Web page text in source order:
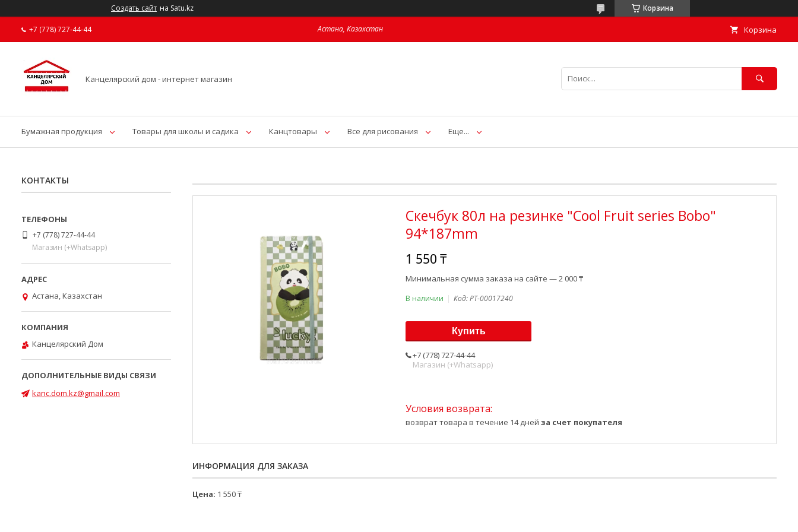
Создать сайт на Satu.kz Корзина
+7 (778) 727-44-44 Астана, Казахстан Корзина
Канцелярский дом - интернет магазин
Бумажная продукция Товары для школы и садика Канцтовары Все для рисования Еще...
Скечбук 80л на резинке "Cool Fruit series Bobo"
94*187mm
1 550 ₸
Минимальная сумма заказа на сайте — 2 000 ₸
В наличии Код:PT-00017240
Купить
+7 (778) 727-44-44
Магазин (+Whatsapp)
возврат товара в течение 14 дней за счет покупателя
ИНФОРМАЦИЯ ДЛЯ ЗАКАЗА
Цена: 1 550 ₸
КОНТАКТЫ
+7 (778) 727-44-44
Магазин (+Whatsapp)
Астана, Казахстан
Канцелярский Дом
kanc.dom.kz@gmail.com